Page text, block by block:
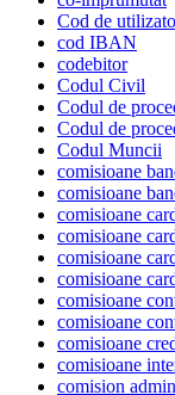
Cod de
cod IBAN
codebitor
Codul Civil
Codul de
Codul de
Codul Muncii
comisioane
comisioane
comisioane
comisioane
comisioane
comisioane
comisioane
comisioane
comisioane
comisioane
comision